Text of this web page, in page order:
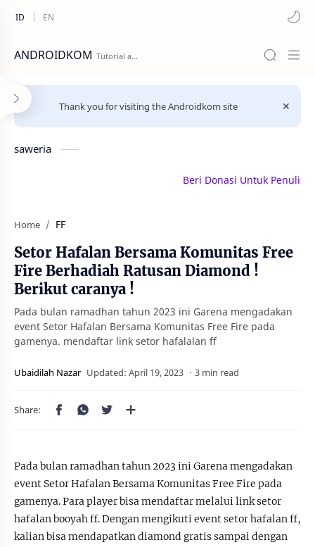
ANDROIDKOM
Thank you for visiting the Androidkom site
saweria
Beri Donasi Untuk Penulis |
Home FF
Setor Hafalan Bersama Komunitas Free
Fire Berhadiah Ratusan Diamond !
Berikut caranya !
Pada bulan ramadhan tahun 2023 ini Garena mengadakan
event Setor Hafalan Bersama Komunitas Free Fire pada
gamenya. mendaftar link setor hafalalan ff
3 min read
Pada bulan ramadhan tahun 2023 ini Garena mengadakan
event Setor Hafalan Bersama Komunitas Free Fire pada
gamenya. Para player bisa mendaftar melalui link setor
hafalan booyah ff. Dengan mengikuti event setor hafalan ff,
kalian bisa mendapatkan diamond gratis sampai dengan